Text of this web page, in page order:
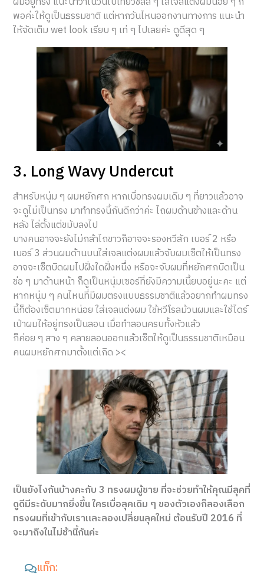
พอค่ะให้ดูเป็นธรรมชาติ แต่หากวันไหนออกงานทางการ แนะนำ
ให้จัดเต็ม wet look เรียบ ๆ เท่ ๆ ไปเลยค่ะ ดูดีสุด ๆ
3. Long Wavy Undercut
สำหรับหนุ่ม ๆ ผมหยักศก หากเบื่อทรงผมเดิม ๆ ที่ยาวแล้วอาจ
จะดูไม่เป็นทรง มาทำทรงนี้กันดีกว่าค่ะ ไถผมด้านข้างและด้าน
หลัง ไล่ตั้งแต่ขมับลงไป
บางคนอาจจะยังไม่กล้าไถขาวก็อาจจะรองหวีสัก เบอร์ 2 หรือ
เบอร์ 3 ส่วนผมด้านบนใส่เจลแต่งผมแล้วจับผมเซ็ตให้เป็นทรง
อาจจะเซ็ตบิดผมไปฝั่งใดฝั่งหนึ่ง หรือจะจับผมที่หยักศกบิดเป็น
ช่อ ๆ มาด้านหน้า ก็ดูเป็นหนุ่มเซอร์ที่ยังมีความเนี้ยบอยู่นะคะ แต่
หากหนุ่ม ๆ คนไหนที่มีผมตรงแบบธรรมชาติแล้วอยากทำผมทรง
นี้ก็ต้องเซ็ตมากหน่อย ใส่เจลแต่งผม ใช้หวีโรลม้วนผมและใช้ไดร์
เป่าผมให้อยู่ทรงเป็นลอน เมื่อทำลอนครบทั้งหัวแล้ว
ก็ค่อย ๆ สาง ๆ คลายลอนออกแล้วเซ็ตให้ดูเป็นธรรมชาติเหมือน
คนผมหยักศกมาตั้งแต่เกิด ><
เป็นยังไงกันบ้างคะกับ 3 ทรงผมผู้ชาย ที่จะช่วยทำให้คุณมีลุคที่
ดูดีมีระดับมากยิ่งขึ้น ใครเบื่อลุคเดิม ๆ ของตัวเองก็ลองเลือก
ทรงผมที่เข้ากับเราและลองเปลี่ยนลุคใหม่ ต้อนรับปี 2016 ที่
จะมาถึงในไม่ช้านี้กันค่ะ
แท็ก: